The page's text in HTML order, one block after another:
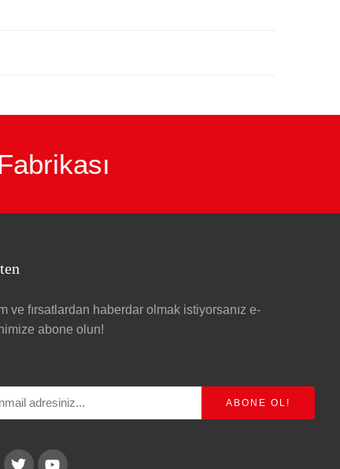
ve fırsatlardan haberdar olmak istiyorsanız e-
abone olun!